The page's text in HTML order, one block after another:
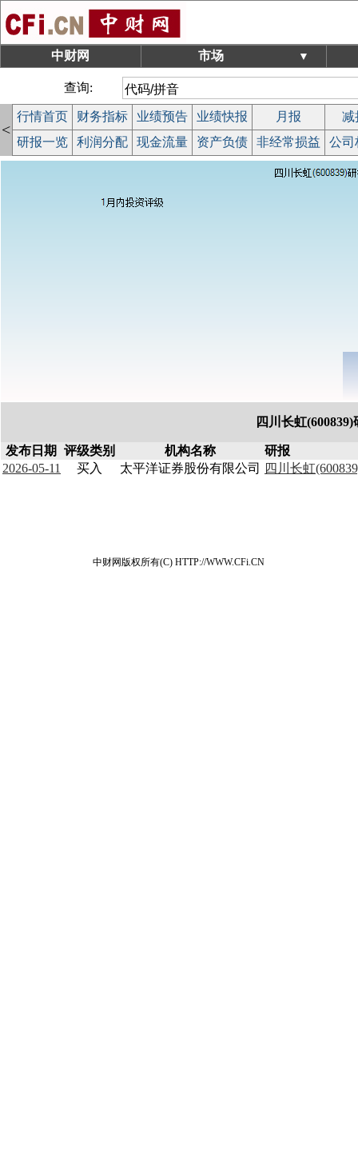
中财网 市场 ▼
查询:
<
行情首页 财务指标 业绩预告 业绩快报 月报
减
研报一览
利润分配 现金流量 资产负债 非经常损益 公司
四川长虹
发布日期 评级类别 机构名称
研报
2026-05-11
买入 太平洋证券股份有限公司 四川长虹
中财网版权所有(C) HTTP://WWW.CFi.CN